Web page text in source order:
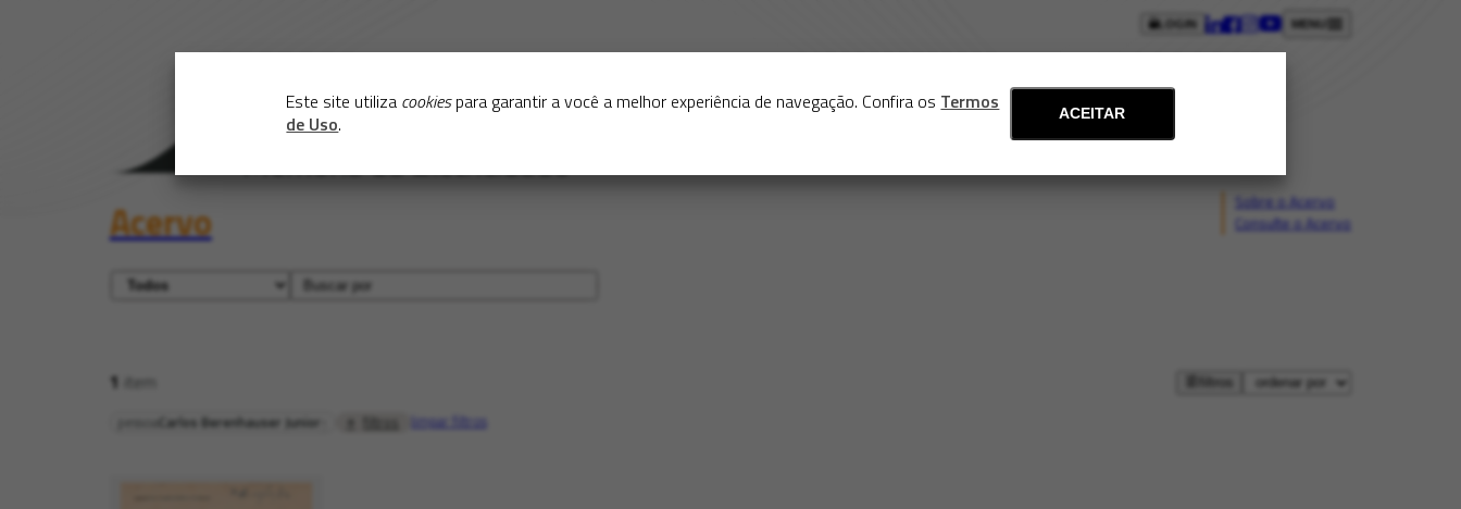
Este site utiliza cookiespara garantir a você a melhor experiência de navegação. Confira os Termos
de Uso. ACEITAR
LOGIN
Acervo
Sobre o Acervo
Consulte o Acervo
1 item filtros
pessoaCarlos Berenhauser Junior filtros limpar filtros